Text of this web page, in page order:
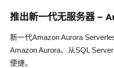
推出新一代无服务器–
新一代Amazon Aurora
Amazon Aurora、从SQL
便捷。